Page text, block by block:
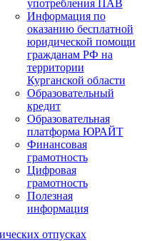
употребления ПАВ
Информация по
оказанию бесплатной
юридической помощи
гражданам РФ на
территории
Курганской области
Образовательный
кредит
Образовательная
платформа ЮРАЙТ
Финансовая
грамотность
Цифровая
грамотность
Полезная
информация
отпусках